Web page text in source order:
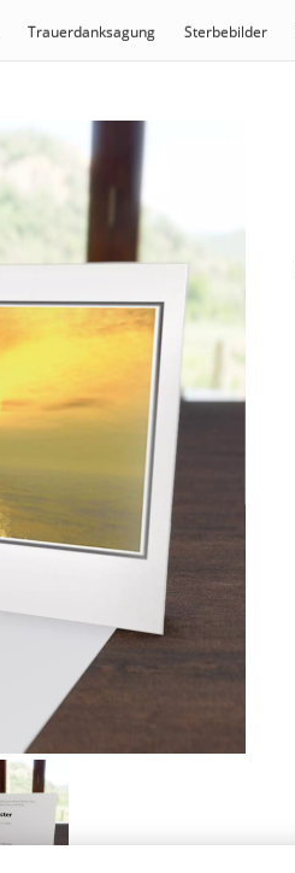
Trauerdanksagung Sterbebilder